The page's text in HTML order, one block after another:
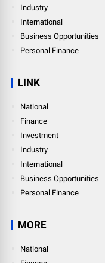
Industry
International
Business Opportunities
Personal Finance
LINK
National
Finance
Investment
Industry
International
Business Opportunities
Personal Finance
MORE
National